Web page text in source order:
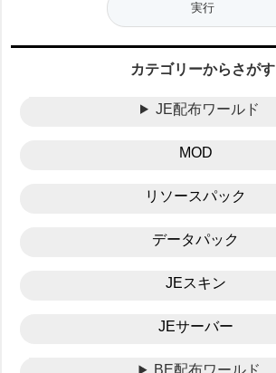
カテゴリーからさがす
JE配布ワールド
MOD
リソースパック
データパック
JEスキン
JEサーバー
BE配布ワールド